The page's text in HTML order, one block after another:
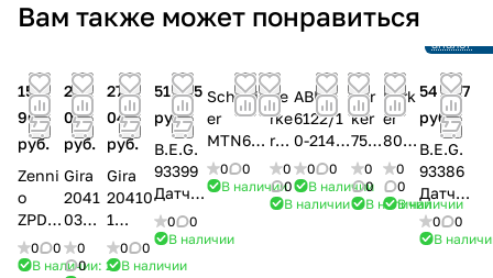
Вам также может понравиться
15
961
руб.
Zenni
o
ZPDE
ZIN
Детек
0
0
В наличии: 2
27
047
руб.
Gira
2041
03
Датч
ик
0
0
27
047
руб.
Gira
20410
1
Датчи
к
0
0
В наличии
51 395
руб.
B.E.G.
93399
Датчи
к KNX
Deluxe
, для
0
0
В наличии
Schneid
er
MTN630
2-6034
D-Life
присутс
0
0
В наличии
Be
rke
r
Ea
sy
80
0
0
В наличии
ABB
6122/1
0-214-
500
Датчик
движе
0
0
В наличии
Ber
ker
752
410
03
Ин
0
0
В наличии
Berk
er
802
6216
1
Дат
0
0
В наличии
54 967
руб.
B.E.G.
93386
Датчик
KNX
Deluxe,
0
0
В